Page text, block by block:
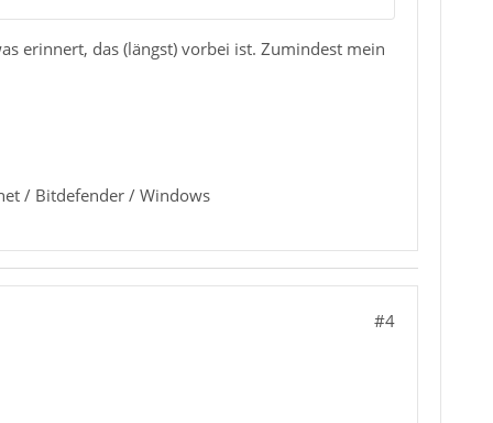
erinnert, das (längst) vorbei ist. Zumindest mein
/ Bitdefender / Windows
#4